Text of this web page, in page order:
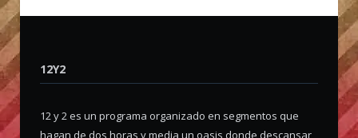
12Y2
12 y 2 es un programa organizado en segmentos que
hagan de dos horas y media un oasis donde descansar